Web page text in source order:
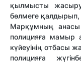
қылмысты жасыру
бөлмеге қалдырып,
Марқұмның
полицияға мамыр
күйеуінің отбасы
полицияға